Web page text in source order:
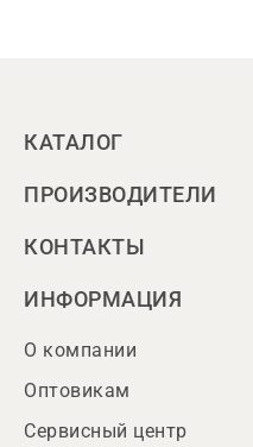
КАТАЛОГ
ПРОИЗВОДИТЕЛИ
КОНТАКТЫ
ИНФОРМАЦИЯ
О компании
Оптовикам
Сервисный центр